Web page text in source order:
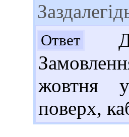
Ответ
жовтня у
поверх,